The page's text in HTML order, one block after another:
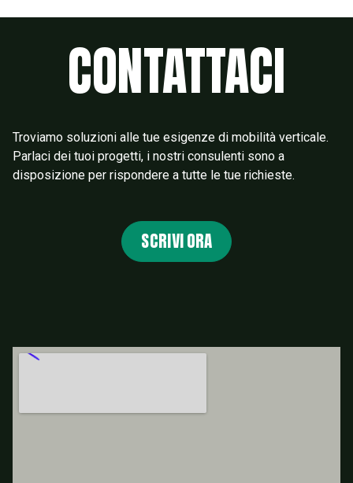
CONTATTACI
Troviamo soluzioni alle tue esigenze di mobilità verticale.
Parlaci dei tuoi progetti, i nostri consulenti sono a
disposizione per rispondere a tutte le tue richieste.
SCRIVI ORA